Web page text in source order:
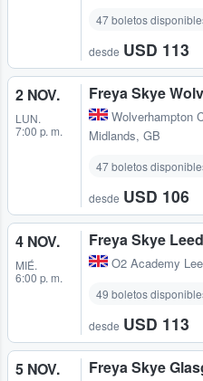
47 boletos
desde USD 113
2 NOV.
LUN.
7:00 p. m.
Freya Skye
Wolverhampton
Midlands, GB
47 boletos
desde USD 106
4 NOV.
MIÉ.
6:00 p. m.
Freya Skye
O2 Academy
49 boletos
desde USD 113
5 NOV. Freya Skye